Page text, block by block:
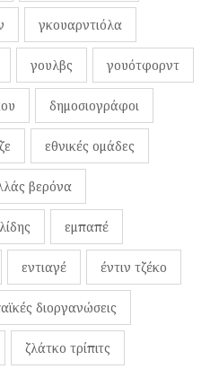
γκουαρντιόλα
γουλβς γουότφορντ
δημοσιογράφοι
εθνικές ομάδες
βερόνα
εμπαπέ
εντιαγέ έντιν τζέκο
διοργανώσεις
ζλάτκο τρίπιτς